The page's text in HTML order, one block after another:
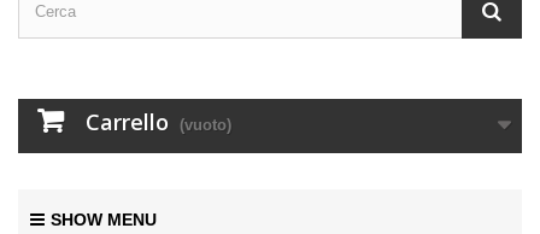
Carrello (vuoto)
SHOW MENU